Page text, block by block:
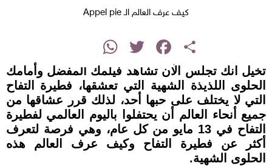
كيف عرف العالم الـ Appel pie
Share
Facebook
Twitter
WhatsApp
تخيل انك تجلس الآن تشاهد فيلمك المفضل وأمامك
الحلوى اللذيذة الشهية التي تعشقها، فطيرة التفاح
التي لا يختلف على حبها أحد، لذلك قرر عشاقها من
جميع أنحاء العالم أن يحتفلوا باليوم العالمي لفطيرة
التفاح في 13 مايو من كل عام، وهي فرصة لتعرف
أكثر عن فطيرة التفاح وكيف عرف العالم هذه
الحلوى الشهية.